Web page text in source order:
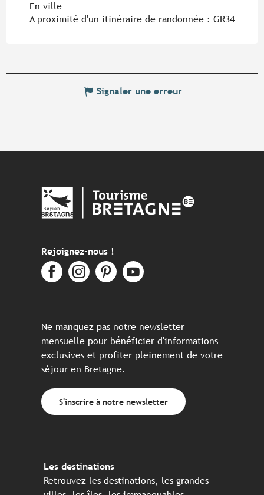
En ville
A proximité d'un itinéraire de randonnée : GR34
Signaler une erreur
Rejoignez-nous !
Ne manquez pas notre newsletter
mensuelle pour bénéficier d'informations
exclusives et profiter pleinement de votre
séjour en Bretagne.
S'inscrire à notre newsletter
Les destinations
Retrouvez les destinations, les grandes